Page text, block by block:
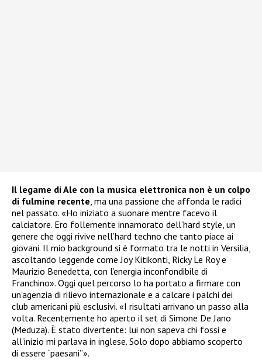
Il legame di Ale con la musica elettronica non è un colpo
di fulmine recente, ma una passione che affonda le radici
nel passato. «Ho iniziato a suonare mentre facevo il
calciatore. Ero follemente innamorato dell’hard style, un
genere che oggi rivive nell’hard techno che tanto piace ai
giovani. Il mio background si è formato tra le notti in Versilia,
ascoltando leggende come Joy Kitikonti, Ricky Le Roy e
Maurizio Benedetta, con l’energia inconfondibile di
Franchino». Oggi quel percorso lo ha portato a firmare con
un’agenzia di rilievo internazionale e a calcare i palchi dei
club americani più esclusivi. «I risultati arrivano un passo alla
volta. Recentemente ho aperto il set di Simone De Jano
(Meduza). È stato divertente: lui non sapeva chi fossi e
all’inizio mi parlava in inglese. Solo dopo abbiamo scoperto
di essere “paesani”».